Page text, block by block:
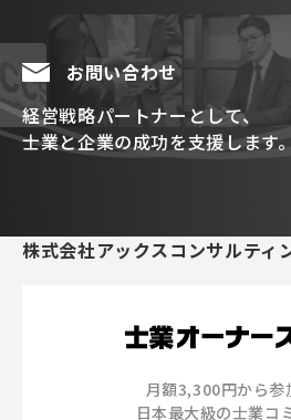
お問い合わせ
経営戦略パートナーとして、
士業と企業の成功を支援します。
株式会社アックスコンサルティ
月額3,300円から参
日本最大級の士業コ